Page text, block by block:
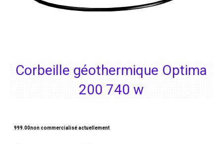
Corbeille géothermique Optima
200 740 w
999.00non commercialisé actuellement